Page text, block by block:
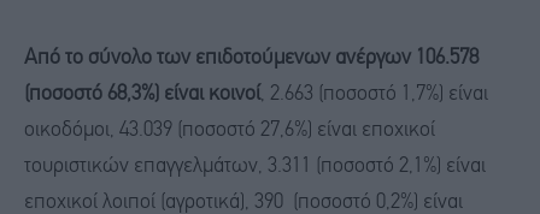
Από το σύνολο των επιδοτούμενων ανέργων 106.578
(ποσοστό 68,3%) είναι κοινοί, 2.663 (ποσοστό 1,7%) είναι
οικοδόμοι, 43.039 (ποσοστό 27,6%) είναι εποχικοί
τουριστικών επαγγελμάτων, 3.311 (ποσοστό 2,1%) είναι
εποχικοί λοιποί (αγροτικά), 390 (ποσοστό 0,2%) είναι